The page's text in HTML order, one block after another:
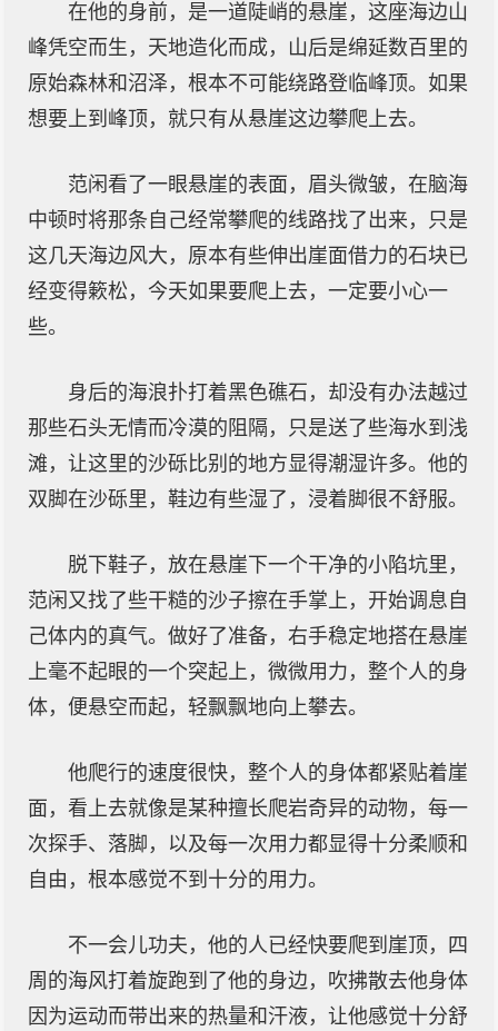
在他的身前，是一道陡峭的悬崖，这座海边山
峰凭空而生，天地造化而成，山后是绵延数百里的
原始森林和沼泽，根本不可能绕路登临峰顶。如果
想要上到峰顶，就只有从悬崖这边攀爬上去。
范闲看了一眼悬崖的表面，眉头微皱，在脑海
中顿时将那条自己经常攀爬的线路找了出来，只是
这几天海边风大，原本有些伸出崖面借力的石块已
经变得簌松，今天如果要爬上去，一定要小心一
些。
身后的海浪扑打着黑色礁石，却没有办法越过
那些石头无情而冷漠的阻隔，只是送了些海水到浅
滩，让这里的沙砾比别的地方显得潮湿许多。他的
双脚在沙砾里，鞋边有些湿了，浸着脚很不舒服。
脱下鞋子，放在悬崖下一个干净的小陷坑里，
范闲又找了些干糙的沙子擦在手掌上，开始调息自
己体内的真气。做好了准备，右手稳定地搭在悬崖
上毫不起眼的一个突起上，微微用力，整个人的身
体，便悬空而起，轻飘飘地向上攀去。
他爬行的速度很快，整个人的身体都紧贴着崖
面，看上去就像是某种擅长爬岩奇异的动物，每一
次探手、落脚，以及每一次用力都显得十分柔顺和
自由，根本感觉不到十分的用力。
不一会儿功夫，他的人已经快要爬到崖顶，四
周的海风打着旋跑到了他的身边，吹拂散去他身体
因为运动而带出来的热量和汗液，让他感觉十分舒